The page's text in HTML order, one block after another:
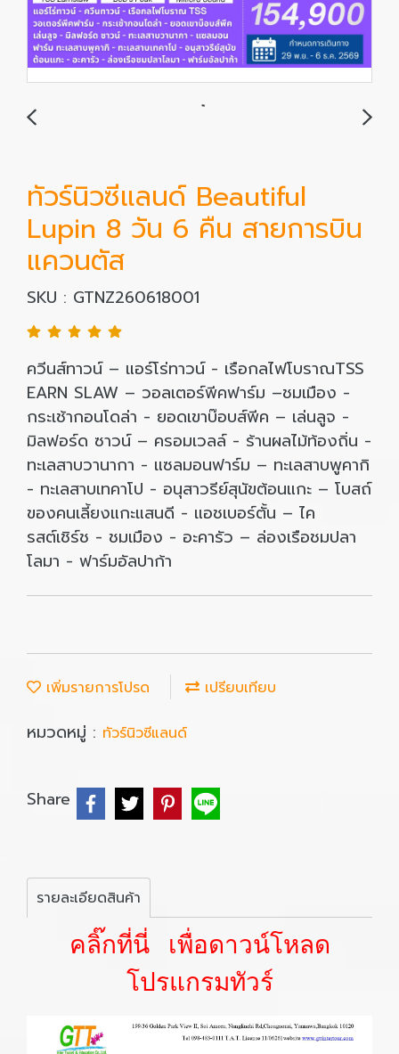
ทัวร์นิวซีแลนด์ Beautiful
Lupin 8 วัน 6 คืน สายการบิน
แควนตัส
SKU : GTNZ260618001
ควีนส์ทาวน์ – แอร์โร่ทาวน์ - เรือกลไฟโบราณTSS
EARN SLAW – วอลเตอร์พีคฟาร์ม –ชมเมือง -
กระเช้ากอนโดล่า - ยอดเขาบ๊อบส์พีค – เล่นลูจ -
มิลฟอร์ด ซาวน์ – ครอมเวลล์ - ร้านผลไม้ท้องถิ่น -
ทะเลสาบวานากา - แซลมอนฟาร์ม – ทะเลสาบพูคากิ
- ทะเลสาบเทคาโป - อนุสาวรีย์สุนัขต้อนแกะ – โบสถ์
ของคนเลี้ยงแกะแสนดี - แอชเบอร์ตั้น – ไค
รสต์เชิร์ช - ชมเมือง - อะคารัว – ล่องเรือชมปลา
โลมา - ฟาร์มอัลปาก้า
เพิ่มรายการโปรด เปรียบเทียบ
หมวดหมู่ : ทัวร์นิวซีแลนด์
Share
รายละเอียดสินค้า
คลิ๊กที่นี่ เพื่อดาวน์โหลด
โปรแกรมทัวร์